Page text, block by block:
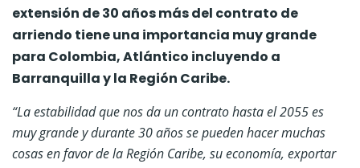
extensión de 30 años más del contrato de
arriendo tiene una importancia muy grande
para Colombia, Atlántico incluyendo a
Barranquilla y la Región Caribe.
“La estabilidad que nos da un contrato hasta el 2055 es
muy grande y durante 30 años se pueden hacer muchas
cosas en favor de la Región Caribe, su economía, exportar